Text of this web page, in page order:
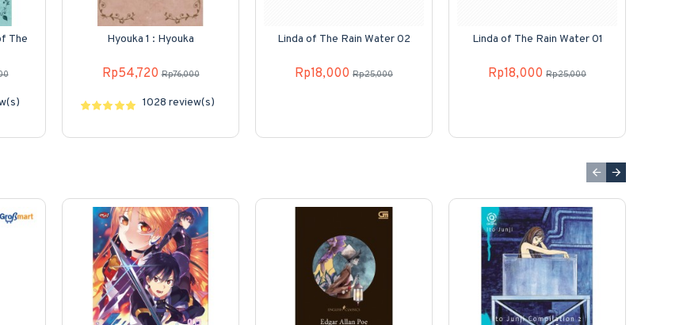
The
Hyouka 1 : Hyouka
Rp54,720 Rp76,000
1028 review(s)
Linda of The Rain Water 02
Rp18,000 Rp25,000
Linda of The Rain Water 01
Rp18,000 Rp25,000